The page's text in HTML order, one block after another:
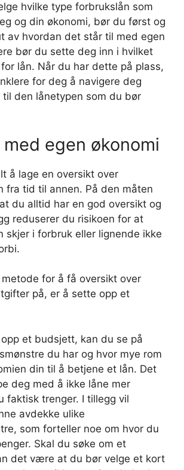
hvilke type forbrukslån som
og din økonomi, bør du først og
av hvordan det står til med egen
bør du sette deg inn i hvilket
lån. Når du har dette på plass,
for deg å navigere deg
den lånetypen som du bør
egen økonomi
å lage en oversikt over
fra tid til annen. På den måten
du alltid har en god oversikt og
reduserer du risikoen for at
skjer i forbruk eller lignende ikke
for å få oversikt over
på, er å sette opp et
et budsjett, kan du se på
du har og hvor mye rom
din til å betjene et lån. Det
deg med å ikke låne mer
faktisk trenger. I tillegg vil
avdekke ulike
som forteller noe om hvor du
Skal du søke om et
det være at du bør velge et kort